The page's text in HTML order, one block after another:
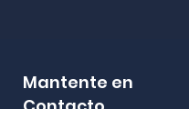
Mantente en
Contacto